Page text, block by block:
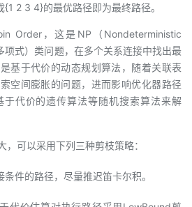
{1 2 3 4}的最优路径即为最终路径。
Order，这是NP（Nondeterministic
项式）类问题，在多个关系连接中找出最
基于代价的动态规划算法，随着关联表
空间膨胀的问题，进而影响优化器路径
代价的遗传算法等随机搜索算法来解
，可以采用下列三种剪枝策略：
件的路径，尽量推迟笛卡尔积。